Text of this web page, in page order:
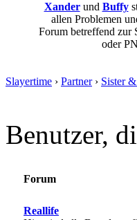
Xanderund Buffy
allen Problemen
Forum betreffend zur
oder
Slayertime › Partner› Sister
Benutzer,
Forum
Reallife